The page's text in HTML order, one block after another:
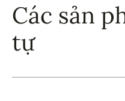
Các sản
tự